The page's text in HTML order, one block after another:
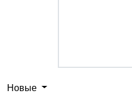
Новые